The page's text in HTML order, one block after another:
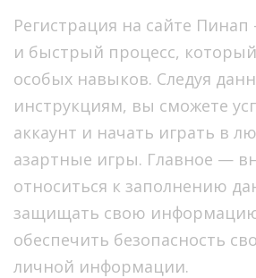
Регистрация на сайте
и быстрый процесс,
особых навыков. Следуя
инструкциям, вы сможете
аккаунт и начать играть в
азартные игры. Главное —
относиться к заполнению
защищать свою
обеспечить безопасность
личной информации.